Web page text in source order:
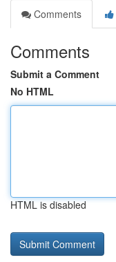
Comments
Comments
Submit a Comment
No HTML
HTML is disabled